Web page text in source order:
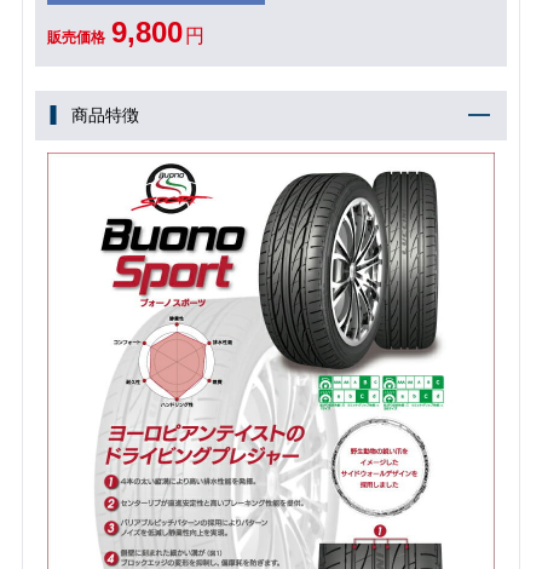
販売価格 9,800 円
商品特徴